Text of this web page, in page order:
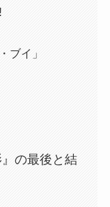
ブイ」
』の最後と結